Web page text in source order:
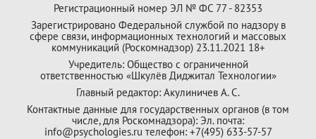
Регистрационный номер ЭЛ № ФС 77 - 82353
Зарегистрировано Федеральной службой по надзору в
сфере связи, информационных технологий и массовых
коммуникаций (Роскомнадзор) 23.11.2021 18+
Учредитель: Общество с ограниченной
ответственностью «Шкулёв Диджитал Технологии»
Главный редактор: Акулиничев А. С.
Контактные данные для государственных органов (в том
числе, для Роскомнадзора): Эл. почта:
info@psychologies.ru телефон: +7(495) 633-57-57